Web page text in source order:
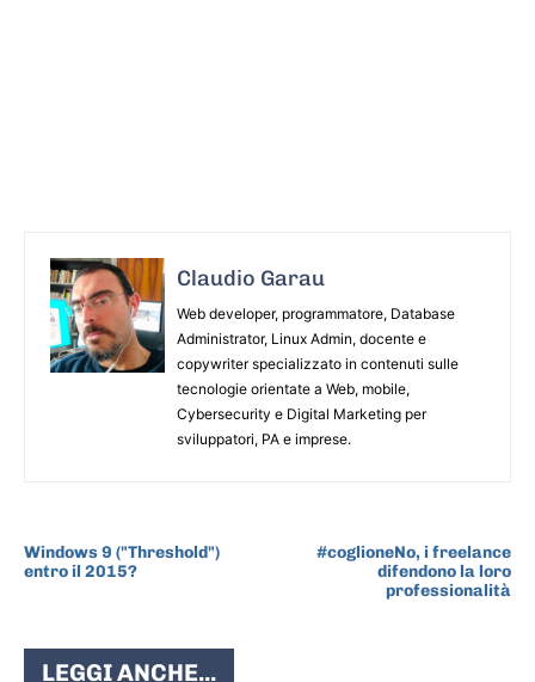
Claudio Garau
Web developer, programmatore, Database
Administrator, Linux Admin, docente e
copywriter specializzato in contenuti sulle
tecnologie orientate a Web, mobile,
Cybersecurity e Digital Marketing per
sviluppatori, PA e imprese.
Windows 9 ("Threshold")
entro il 2015?
#coglioneNo, i freelance
difendono la loro
professionalità
LEGGI ANCHE...